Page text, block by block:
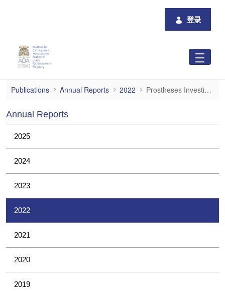
登录
Prostheses Investigations
Publications Annual Reports 2022 Prostheses Investigations
Annual Reports
2025
2024
2023
2022
2021
2020
2019